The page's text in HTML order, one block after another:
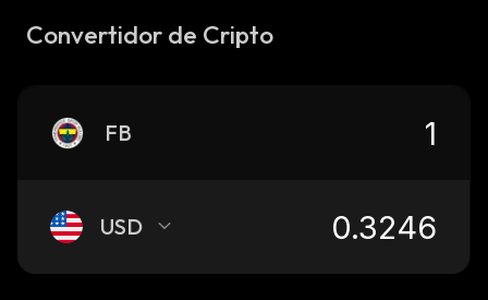
Convertidor de Cripto
FB
USD